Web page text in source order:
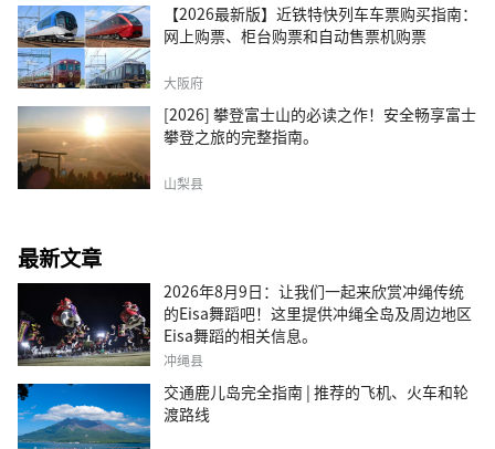
【2026最新版】近铁特快列车车票购买指南：
网上购票、柜台购票和自动售票机购票
大阪府
[2026] 攀登富士山的必读之作！安全畅享富士
攀登之旅的完整指南。
山梨县
最新文章
2026年8月9日：让我们一起来欣赏冲绳传统
的Eisa舞蹈吧！这里提供冲绳全岛及周边地区
Eisa舞蹈的相关信息。
冲绳县
交通鹿儿岛完全指南 | 推荐的飞机、火车和轮
渡路线